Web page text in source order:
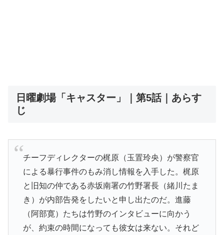
日曜劇場「キャスター」｜第5話｜あらす
じ
チーフディレクターの梶原（玉置玲央）が警察官
による暴行事件のもみ消し情報を入手した。梶原
と旧知の仲である赤坂南署の竹野署長（緒川たま
き）が内部告発をしたいと申し出たのだ。進藤
（阿部寛）たちは竹野のインタビューに向かう
が、約束の時間になっても彼女は来ない。それど